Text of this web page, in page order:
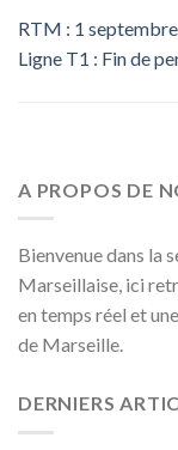
RTM : 1
Ligne T1 : Fin de
A PROPOS DE
Bienvenue dans la
Marseillaise, ici
en temps réel et
de Marseille.
DERNIERS